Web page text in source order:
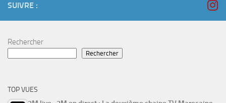
SUIVRE :
Rechercher
Rechercher
TOP VUES